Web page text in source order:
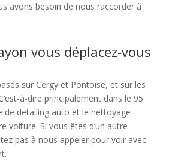
avons besoin de nous raccorder à
vous déplacez-vous
sur Cergy et Pontoise, et sur les
à-dire principalement dans le 95
de detailing auto et le nettoyage
voiture. Si vous êtes d’un autre
pas à nous appeler pour voir avec